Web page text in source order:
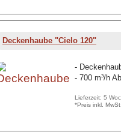
Deckenhaube "Cielo 120"
-
- 700 m³/h
Lieferzeit: 5
*Preis inkl.